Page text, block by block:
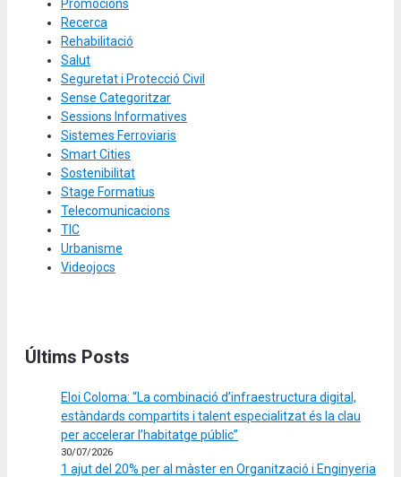
Promocions
Recerca
Rehabilitació
Salut
Seguretat i Protecció Civil
Sense Categoritzar
Sessions Informatives
Sistemes Ferroviaris
Smart Cities
Sostenibilitat
Stage Formatius
Telecomunicacions
TIC
Urbanisme
Videojocs
Últims Posts
Eloi Coloma: “La combinació d’infraestructura digital,
estàndards compartits i talent especialitzat és la clau
per accelerar l’habitatge públic”
30/07/2026
1 ajut del 20% per al màster en Organització i Enginyeria